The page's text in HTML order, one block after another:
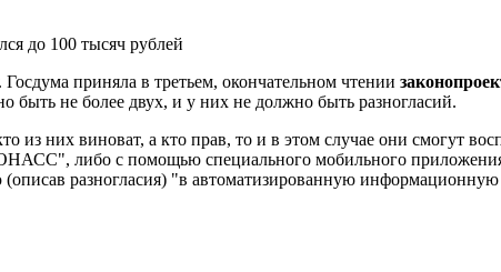
приняла в третьем, окончательном чтении
быть не более двух, и у них не должно быть разногласий.
них виноват, а кто прав, то и в этом случае они смогут
либо с помощью специального мобильного приложения,
разногласия) "в автоматизированную информационную